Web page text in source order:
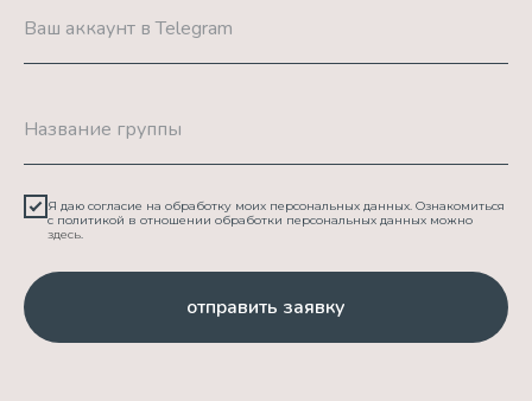
Ваш аккаунт в Telegram
Название группы
Я даю согласие на обработку моих персональных данных. Ознакомиться
с политикой в отношении обработки персональных данных можно
здесь.
отправить заявку